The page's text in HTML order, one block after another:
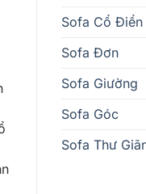
Sofa Cổ Điển
Sofa Đơn
Sofa Giường
Sofa Góc
Sofa Thư